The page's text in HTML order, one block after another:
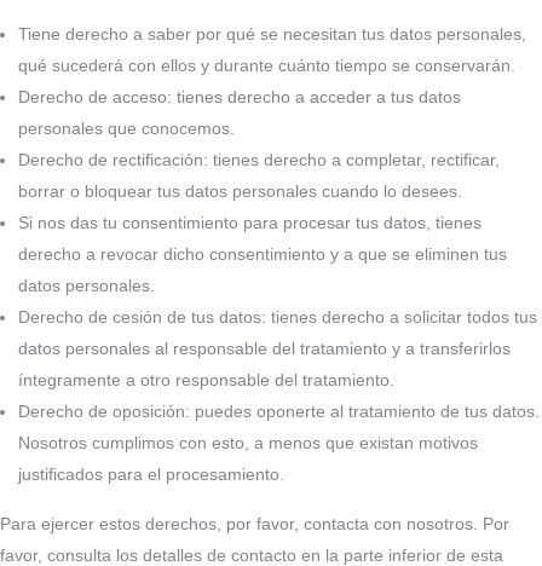
Tiene derecho a saber por qué se necesitan tus datos personales,
qué sucederá con ellos y durante cuánto tiempo se conservarán.
Derecho de acceso: tienes derecho a acceder a tus datos
personales que conocemos.
Derecho de rectificación: tienes derecho a completar, rectificar,
borrar o bloquear tus datos personales cuando lo desees.
Si nos das tu consentimiento para procesar tus datos, tienes
derecho a revocar dicho consentimiento y a que se eliminen tus
datos personales.
Derecho de cesión de tus datos: tienes derecho a solicitar todos tus
datos personales al responsable del tratamiento y a transferirlos
íntegramente a otro responsable del tratamiento.
Derecho de oposición: puedes oponerte al tratamiento de tus datos.
Nosotros cumplimos con esto, a menos que existan motivos
justificados para el procesamiento.
Para ejercer estos derechos, por favor, contacta con nosotros. Por
favor, consulta los detalles de contacto en la parte inferior de esta